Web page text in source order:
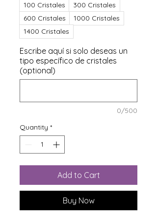
100 Cristales
300 Cristales
600 Cristales
1000 Cristales
1400 Cristales
Escribe aquí si solo deseas un
tipo específico de cristales
(optional)
0/500
Quantity *
Add to Cart
Buy Now